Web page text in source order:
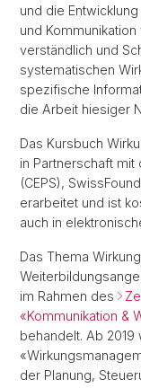
und die
und
verständlich und
systematischen
spezifische
die Arbeit hiesiger
Das Kursbuch
in Partnerschaft
(CEPS),
erarbeitet und ist
auch in
Das Thema
im Rahmen des
«Kommunikation &
behandelt. Ab
der Planung,